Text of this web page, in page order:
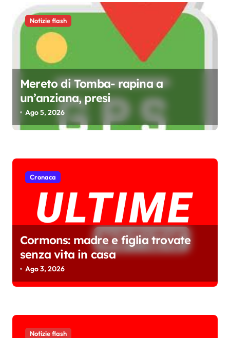
n
c
l
Notizie flash
Mereto di Tomba- rapina a
un’anziana, presi
Ago 5, 2026
Cronaca
Cormons: madre e figlia trovate
senza vita in casa
Ago 3, 2026
Notizie flash